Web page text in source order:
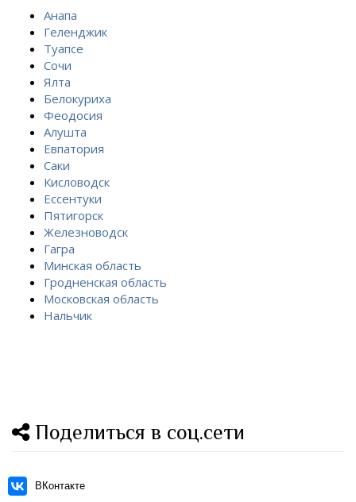
Анапа
Геленджик
Туапсе
Сочи
Ялта
Белокуриха
Феодосия
Алушта
Евпатория
Саки
Кисловодск
Ессентуки
Пятигорск
Железноводск
Гагра
Минская область
Гродненская область
Московская область
Нальчик
Поделиться в соц.сети
ВКонтакте